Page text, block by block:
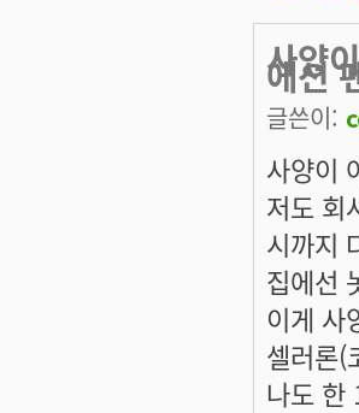
사양
에선
글쓴이:
사양이
저도 회
시까지
집에선
이게 사
셀러론(
나도 한